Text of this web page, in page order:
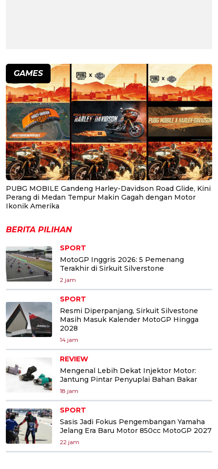
GAMES
PUBG MOBILE Gandeng Harley-Davidson Road Glide, Kini
Perang di Medan Tempur Makin Gagah dengan Motor
Ikonik Amerika
BERITA PILIHAN
SPORT
MotoGP Inggris 2026: 5 Pemenang
Terakhir di Sirkuit Silverstone
2 jam
SPORT
Resmi Diperpanjang, Sirkuit Silvestone
Masih Masuk Kalender MotoGP Hingga
2028
14 jam
REVIEW
Mengenal Lebih Dekat Injektor Motor:
Jantung Pintar Penyuplai Bahan Bakar
18 jam
SPORT
Sasis Jadi Fokus Pengembangan Yamaha
Jelang Era Baru Motor 850cc MotoGP 2027
22 jam